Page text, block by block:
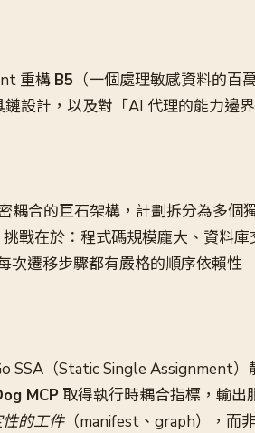
重構 B5 （一個處理敏感資料的百
設計，以及對「AI 代理的能力邊界
耦合的巨石架構，計劃拆分為多個
在於：程式碼規模龐大、資料庫
次遷移步驟都有嚴格的順序依賴性
SSA（Static Single Assignment）
MCP 取得執行時耦合指標，輸出
的工件（manifest、graph），而